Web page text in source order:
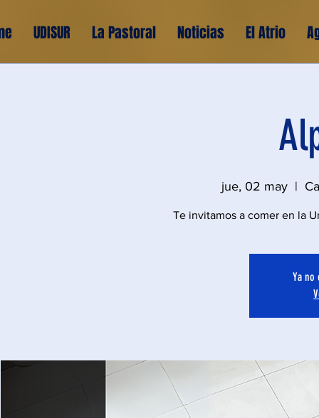
UDISUR La Pastoral Noticias El Atrio
jue, 02 may
  |
Te invitamos a comer en la
Ya no